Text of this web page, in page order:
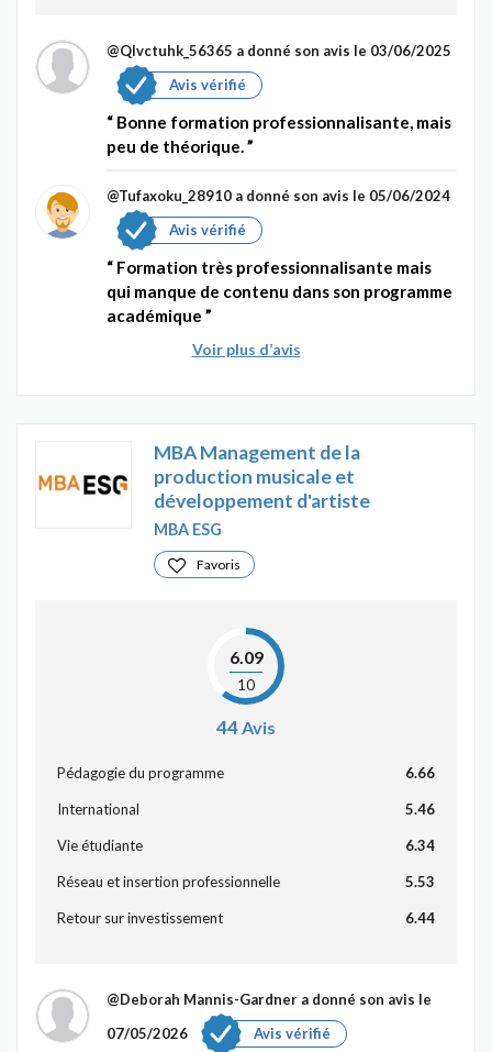
@Qlvctuhk_56365 a donné son avis le 03/06/2025
Avis vérifié
Bonne formation professionnalisante, mais
peu de théorique.
@Tufaxoku_28910 a donné son avis le 05/06/2024
Avis vérifié
Formation très professionnalisante mais
qui manque de contenu dans son programme
académique
Voir plus d’avis
MBA Management de la
production musicale et
développement d'artiste
MBA ESG
Favoris
6.09
10
44Avis
Pédagogie du programme 6.66
International 5.46
Vie étudiante 6.34
Réseau et insertion professionnelle 5.53
Retour sur investissement 6.44
@Deborah Mannis-Gardner a donné son avis le
07/05/2026
Avis vérifié